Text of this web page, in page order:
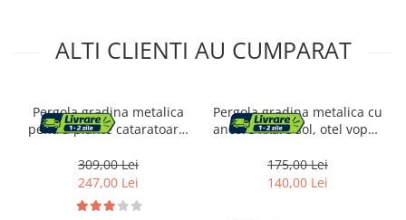
ALTI CLIENTI AU CUMPARAT
Pergola gradina metalica
pentru plante cataratoare,
145x38x240 cm, verde
309,00 Lei
247,00 Lei
Pergola gradina metalica cu
ancore fixare sol, otel vopsit
cataratoare, 114x37x230
cm, verde inchis
175,00 Lei
140,00 Lei